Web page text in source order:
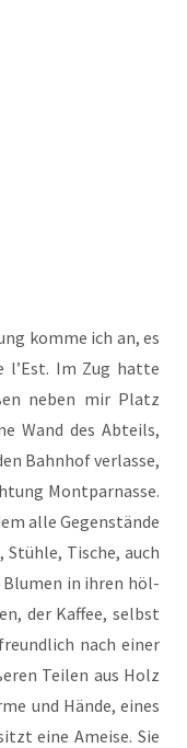
kom­me ich an, es
l’Est. Im Zug hat­te
neben mir Platz
Wand des Abteils,
Bahn­hof ver­las­se,
Mont­par­nas­se.
alle Gegen­stän­de
Stüh­le, Tische, auch
Blu­men in ihren höl­
der Kaf­fee, selbst
nach einer
Tei­len aus Holz
und Hän­de, eines
eine Amei­se. Sie